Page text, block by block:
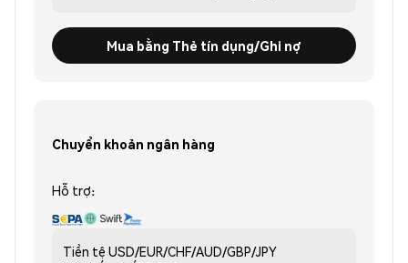
Mua bằng Thẻ tín dụng/Ghi nợ
Chuyển khoản ngân hàng
Hỗ trợ:
Tiền tệ USD/EUR/CHF/AUD/GBP/JPY